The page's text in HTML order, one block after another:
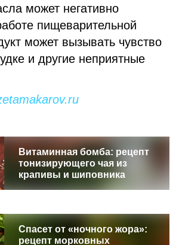
может негативно
пищеварительной
может вызывать чувство
и другие неприятные
Витаминная бомба: рецепт
тонизирующего чая из
крапивы и шиповника
Спасет от «ночного жора»:
рецепт морковных